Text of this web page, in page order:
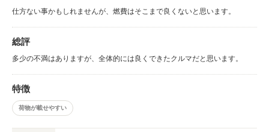
仕方ない事かもしれませんが、燃費はそこまで良くないと思います。
総評
多少の不満はありますが、全体的には良くできたクルマだと思います。
特徴
荷物が載せやすい